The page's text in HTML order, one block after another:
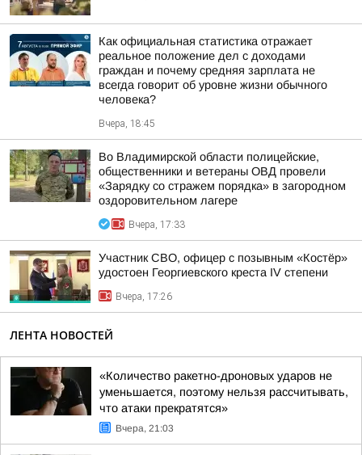
Как официальная статистика отражает
реальное положение дел с доходами
граждан и почему средняя зарплата не
всегда говорит об уровне жизни обычного
человека?
Вчера, 18:45
Во Владимирской области полицейские,
общественники и ветераны ОВД провели
«Зарядку со стражем порядка» в загородном
оздоровительном лагере
Вчера, 17:33
Участник СВО, офицер с позывным «Костёр»
удостоен Георгиевского креста IV степени
Вчера, 17:26
ЛЕНТА НОВОСТЕЙ
«Количество ракетно-дроновых ударов не
уменьшается, поэтому нельзя рассчитывать,
что атаки прекратятся»
Вчера, 21:03